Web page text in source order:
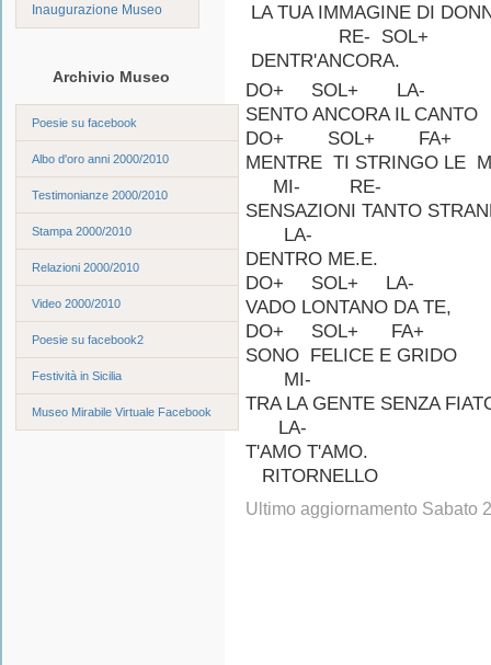
Inaugurazione Museo
Archivio Museo
Poesie su facebook
Albo d'oro anni 2000/2010
Testimonianze 2000/2010
Stampa 2000/2010
Relazioni 2000/2010
Video 2000/2010
Poesie su facebook2
Festività in Sicilia
Museo Mirabile Virtuale Facebook
LA TUA IMMAGINE DI
RE- SOL+
DENTR'ANCORA.
DO+ SOL+ LA-
SENTO ANCORA IL CANTO
DO+ SOL+ FA+
MENTRE TI STRINGO LE
MI- RE-
SENSAZIONI TANTO
LA-
DENTRO ME.E.
DO+ SOL+ LA-
VADO LONTANO DA TE,
DO+ SOL+ FA+
SONO FELICE E GRIDO
MI-
TRA LA GENTE SENZA
LA-
T'AMO T'AMO.
RITORNELLO
Ultimo aggiornamento Sabato